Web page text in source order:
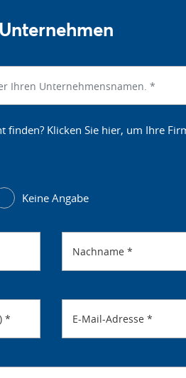
finden? Klicken Sie hier, um Ihre
Keine Angabe
Nachname *
* E-Mail-Adresse *